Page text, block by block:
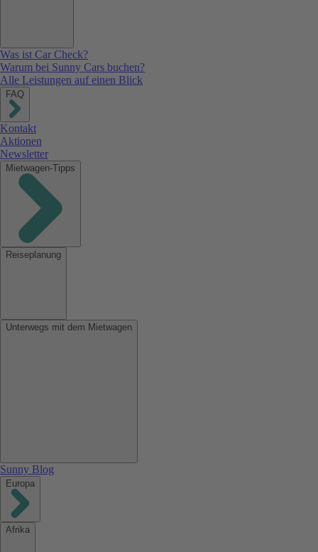
Was ist Car Check?
Warum bei Sunny Cars buchen?
Alle Leistungen auf einen Blick
FAQ
Kontakt
Aktionen
Newsletter
Mietwagen-Tipps
Reiseplanung
Unterwegs mit dem Mietwagen
Sunny Blog
Europa
Afrika